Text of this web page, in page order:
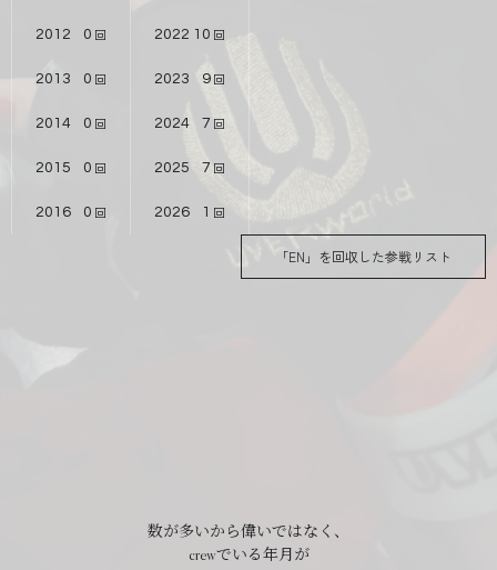
2012 0
2013 0
2014 0
2015 0
2016 0
2022 10
2023 9
2024 7
2025 7
2026 1
「EN」を回収した参戦リスト
数が多いから偉いではなく、
crewでいる年月が